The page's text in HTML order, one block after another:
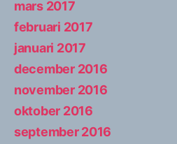
mars 2017
februari 2017
januari 2017
december 2016
november 2016
oktober 2016
september 2016